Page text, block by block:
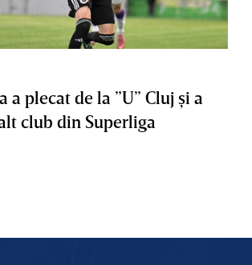
a plecat de la ”U” Cluj şi a
club din Superliga